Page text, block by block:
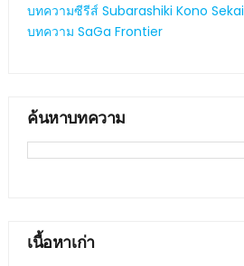
บทความซีรีส์ Subarashiki Kono Sekai
บทความ SaGa Frontier
ค้นหาบทความ
เนื้อหาเก่า